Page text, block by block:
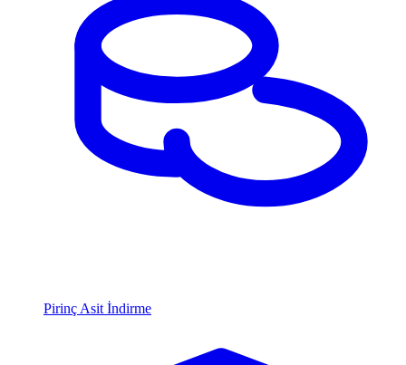
Pirinç Asit İndirme